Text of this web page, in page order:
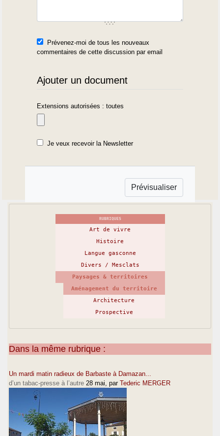
Prévenez-moi de tous les nouveaux
commentaires de cette discussion par email
Ajouter un document
Extensions autorisées : toutes
Je veux recevoir la Newsletter
RUBRIQUES
Art de vivre
Histoire
Langue gasconne
Divers / Mesclats
Paysages & territoires
Aménagement du territoire
Architecture
Prospective
Dans la même rubrique :
Un mardi matin radieux de Barbaste à Damazan...
d’un tabac-presse à l’autre 28 mai , par Tederic MERGER